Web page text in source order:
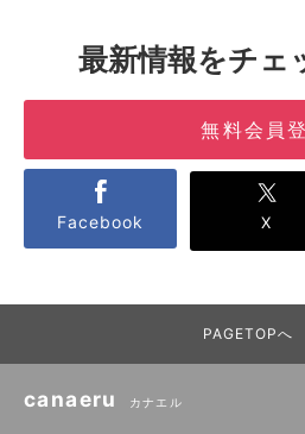
最新情報をチェ
無料会員
Facebook X
PAGETOPへ
canaeru カナエル